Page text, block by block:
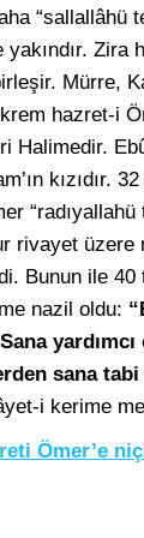
“sallallâhü
yakındır. Zira
Mürre,
hazret-i
Halimedir.
kızıdır.
“radıyallahü
rivayet üzere
Bunun ile 40
nazil oldu:
sana
i kerime
Ömer’e